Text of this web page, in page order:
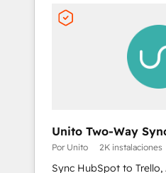
Unito Two-Way
Por Unito 2K instalaciones
Sync HubSpot to